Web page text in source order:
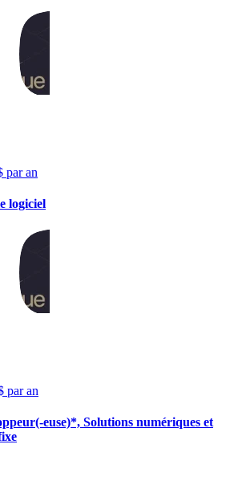
par an
logiciel
par an
euse)*, Solutions numériques et